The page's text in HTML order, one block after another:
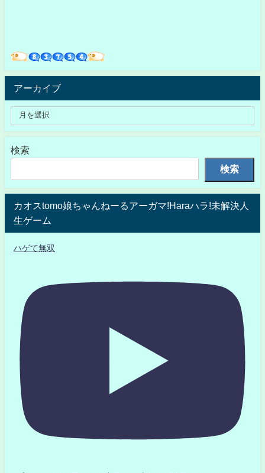
アーカイブ
検索
検索
カオスtomo娘ちゃんねーるアーガマ!Haraハラ!未解決人
生ゲーム
ハゲて無双